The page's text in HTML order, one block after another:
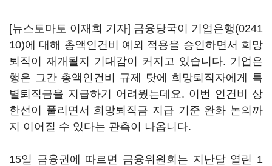
[뉴스토마토 이재희 기자] 금융당국이 기업은행(0241
10)에 대해 총액인건비 예외 적용을 승인하면서 희망
퇴직이 재개될지 기대감이 커지고 있습니다. 기업은
행은 그간 총액인건비 규제 탓에 희망퇴직자에게 특
별퇴직금을 지급하기 어려웠는데요. 이번 인건비 상
한선이 풀리면서 희망퇴직금 지급 기준 완화 논의까
지 이어질 수 있다는 관측이 나옵니다.
15일 금융권에 따르면 금융위원회는 지난달 열린 1